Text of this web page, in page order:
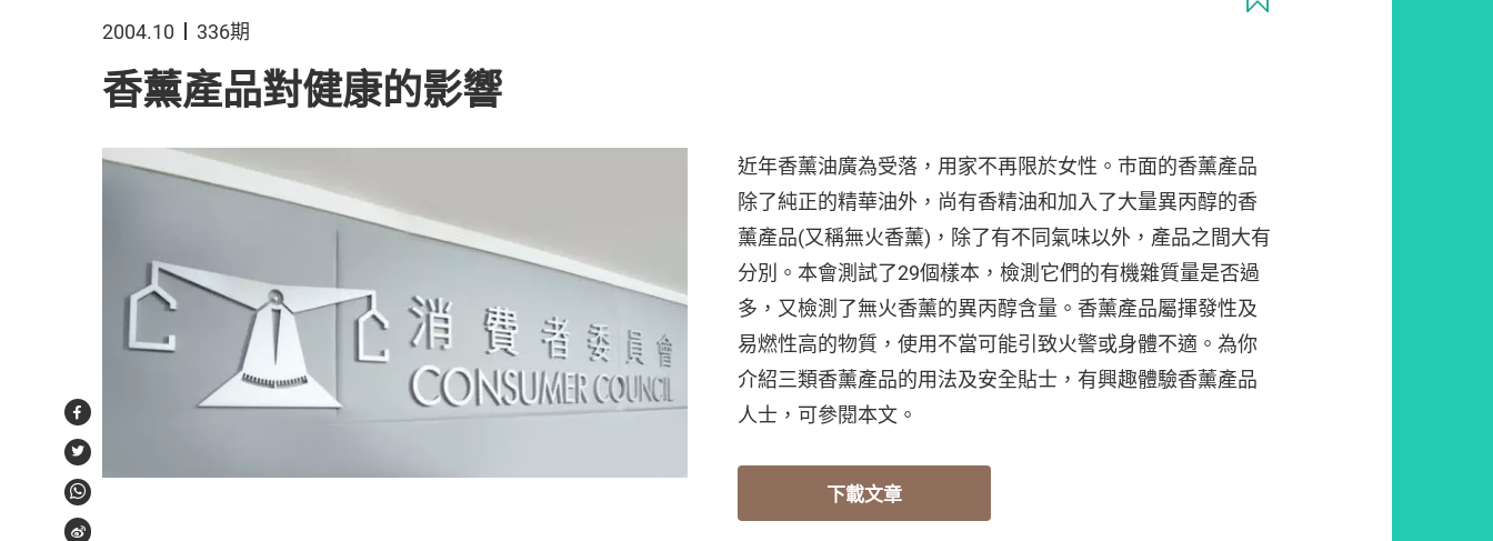
2004.10 336期
香薰產品對健康的影響
近年香薰油廣為受落，用家不再限於女性。巿面的香薰產品
除了純正的精華油外，尚有香精油和加入了大量異丙醇的香
薰產品(又稱無火香薰)，除了有不同氣味以外，產品之間大有
分別。本會測試了29個樣本，檢測它們的有機雜質量是否過
多，又檢測了無火香薰的異丙醇含量。香薰產品屬揮發性及
易燃性高的物質，使用不當可能引致火警或身體不適。為你
介紹三類香薰產品的用法及安全貼士，有興趣體驗香薰產品
人士，可參閱本文。
下載文章
Facebook
Twitter
WhatsApp